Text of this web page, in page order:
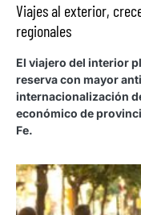
Viajes al exterior,
regionales
El viajero del interior
reserva con mayor
internacionalización
económico de
Fe.